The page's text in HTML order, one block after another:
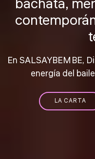
En SALSAYBEMBE,
energía del
LA CARTA